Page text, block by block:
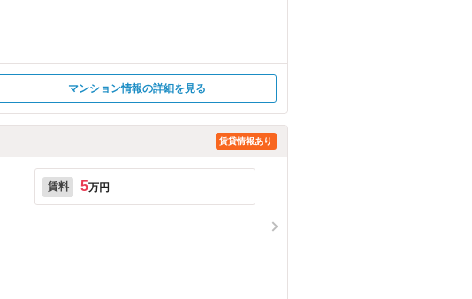
マンション情報の詳細を見る
賃貸情報あり
賃料 5万円